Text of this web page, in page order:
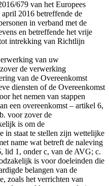
679 van het Europees
2016 betreffende de
in verband met de
en betreffende het vrije
intrekking van Richtlijn
van uw
de verwerking
van de Overeenkomst
diensten of de Overeenkomst
het nemen van stappen
een overeenkomst – artikel 6,
voor zover de
is om de
in staat te stellen zijn wettelijke
name wat betreft de naleving
lid 1, onder c, van de AVG; c.
is voor doeleinden die
belangen van de
zoals het verrichten van